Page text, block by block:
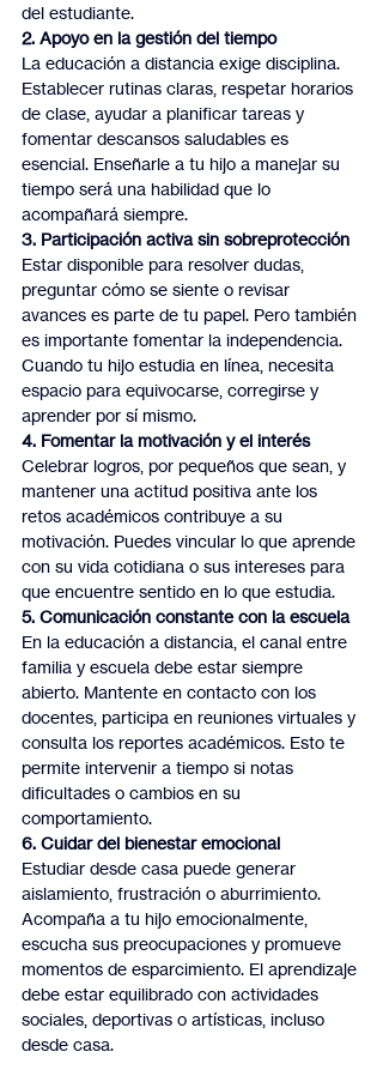
del estudiante.
2. Apoyo en la gestión del tiempo
La educación a distancia exige disciplina.
Establecer rutinas claras, respetar horarios
de clase, ayudar a planificar tareas y
fomentar descansos saludables es
esencial. Enseñarle a tu hijo a manejar su
tiempo será una habilidad que lo
acompañará siempre.
3. Participación activa sin sobreprotección
Estar disponible para resolver dudas,
preguntar cómo se siente o revisar
avances es parte de tu papel. Pero también
es importante fomentar la independencia.
Cuando tu hijo estudia en línea, necesita
espacio para equivocarse, corregirse y
aprender por sí mismo.
4. Fomentar la motivación y el interés
Celebrar logros, por pequeños que sean, y
mantener una actitud positiva ante los
retos académicos contribuye a su
motivación. Puedes vincular lo que aprende
con su vida cotidiana o sus intereses para
que encuentre sentido en lo que estudia.
5. Comunicación constante con la escuela
En la educación a distancia, el canal entre
familia y escuela debe estar siempre
abierto. Mantente en contacto con los
docentes, participa en reuniones virtuales y
consulta los reportes académicos. Esto te
permite intervenir a tiempo si notas
dificultades o cambios en su
comportamiento.
6. Cuidar del bienestar emocional
Estudiar desde casa puede generar
aislamiento, frustración o aburrimiento.
Acompaña a tu hijo emocionalmente,
escucha sus preocupaciones y promueve
momentos de esparcimiento. El aprendizaje
debe estar equilibrado con actividades
sociales, deportivas o artísticas, incluso
desde casa.